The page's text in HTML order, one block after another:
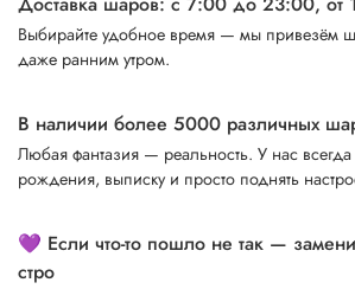
Выбирайте удобное время — мы привезём
даже ранним утром.
В наличии более 5000 различных
Любая фантазия — реальность. У нас
рождения, выписку и просто поднять
💜 Если что-то пошло не так —
стро